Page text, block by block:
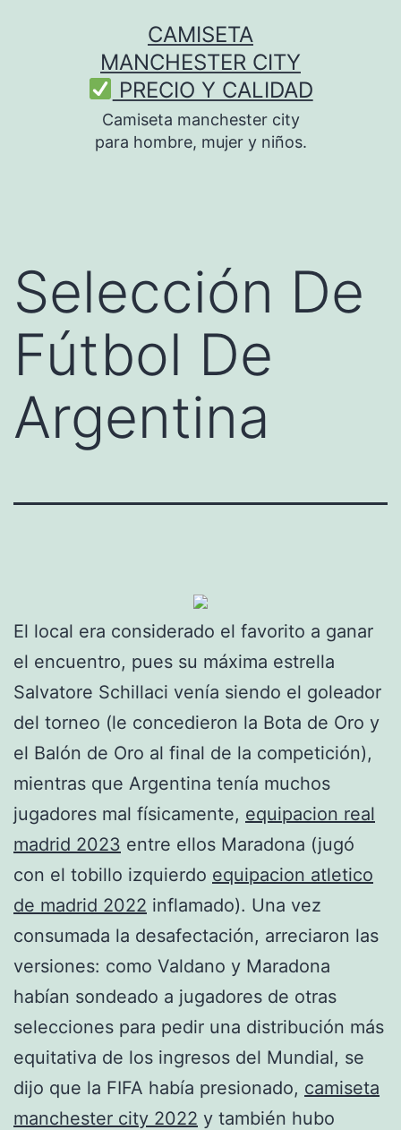
CAMISETA
MANCHESTER CITY
PRECIO Y CALIDAD
Camiseta manchester city
para hombre, mujer y niños.
Selección De
Fútbol De
Argentina
El local era considerado el favorito a ganar
el encuentro, pues su máxima estrella
Salvatore Schillaci venía siendo el goleador
del torneo (le concedieron la Bota de Oro y
el Balón de Oro al final de la competición),
mientras que Argentina tenía muchos
jugadores mal físicamente, equipacion real
madrid 2023 entre ellos Maradona (jugó
con el tobillo izquierdo equipacion atletico
de madrid 2022 inflamado). Una vez
consumada la desafectación, arreciaron las
versiones: como Valdano y Maradona
habían sondeado a jugadores de otras
selecciones para pedir una distribución más
equitativa de los ingresos del Mundial, se
dijo que la FIFA había presionado, camiseta
manchester city 2022 y también hubo